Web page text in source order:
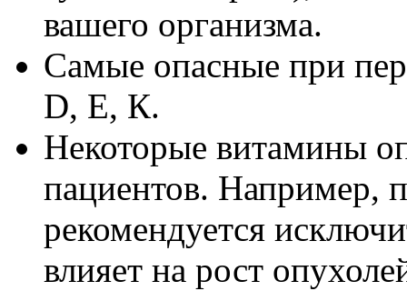
вашего организма.
Самые опасные при
D, Е, К.
Некоторые витамины
пациентов. Например,
рекомендуется
влияет на рост